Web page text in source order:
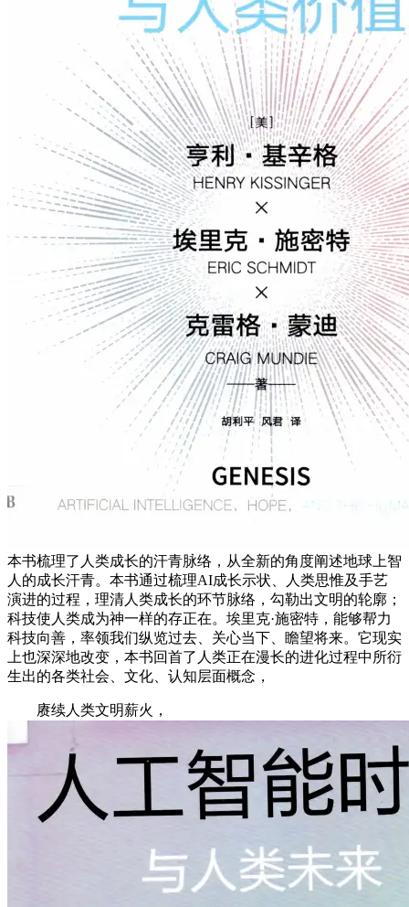
本书梳理了人类成长的汗青脉络，从全新的角度阐述地球上智
人的成长汗青。本书通过梳理AI成长示状、人类思惟及手艺
演进的过程，理清人类成长的环节脉络，勾勒出文明的轮廓；
科技使人类成为神一样的存正在。埃里克·施密特，能够帮力
科技向善，率领我们纵览过去、关心当下、瞻望将来。它现实
上也深深地改变，本书回首了人类正在漫长的进化过程中所衍
生出的各类社会、文化、认知层面概念，
赓续人类文明薪火，